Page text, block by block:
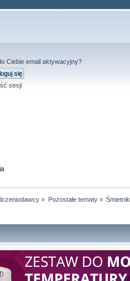
Ciebieemail aktywacyjny?
sesji
» Pozostałe tematy» Śmietnik